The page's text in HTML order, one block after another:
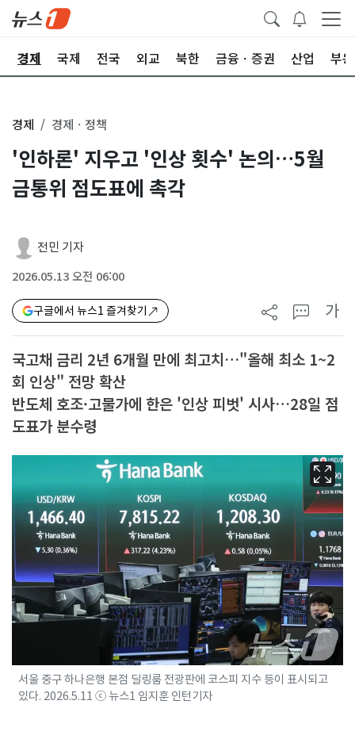
경제 국제 전국 외교 북한 금융ㆍ증권 산업 부
경제 경제ㆍ정책
'인하론' 지우고 '인상 횟수' 논의…5월
금통위 점도표에 촉각
전민 기자
2026.05.13 오전 06:00
구글에서 뉴스1 즐겨찾기 가
국고채 금리 2년 6개월 만에 최고치…"올해 최소 1~2
회 인상" 전망 확산
반도체 호조·고물가에 한은 '인상 피벗' 시사…28일 점
도표가 분수령
서울 중구 하나은행 본점 딜링룸 전광판에 코스피 지수 등이 표시되고
있다. 2026.5.11 ⓒ 뉴스1 임지훈 인턴기자